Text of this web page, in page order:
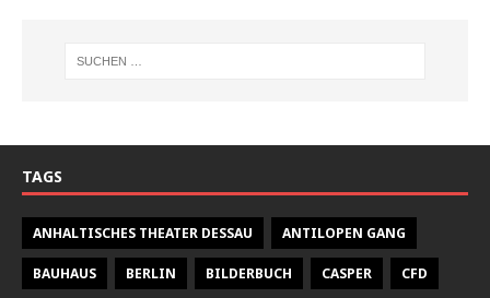
TAGS
ANHALTISCHES THEATER DESSAU ANTILOPEN GANG
BAUHAUS BERLIN BILDERBUCH CASPER CFD